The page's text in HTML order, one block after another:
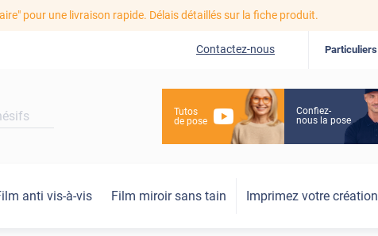
pour une livraison rapide. Délais détaillés sur la fiche produit.
Contactez-nous Particuliers
Tutos
de pose
Confiez-
nous la pose
anti vis-à-vis Film miroir sans tain Imprimez votre création